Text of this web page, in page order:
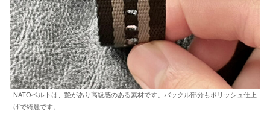
NATOベルトは、艶があり高級感のある素材です。バックル部分もポリッシュ仕上
げで綺麗です。